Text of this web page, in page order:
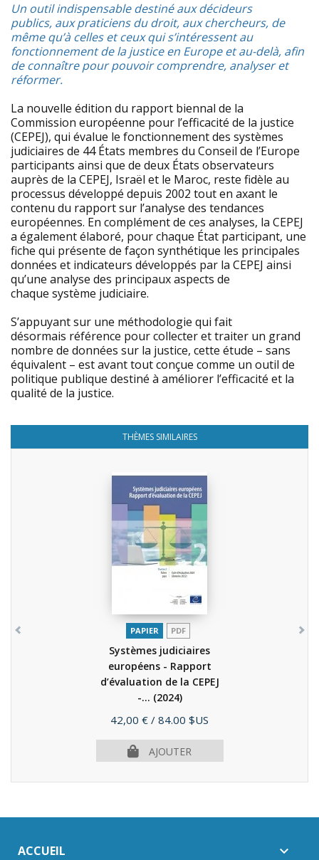
Un outil indispensable destiné aux décideurs
publics, aux praticiens du droit, aux chercheurs, de
même qu’à celles et ceux qui s’intéressent au
fonctionnement de la justice en Europe et au-delà, afin
de connaître pour pouvoir comprendre, analyser et
réformer.
La nouvelle édition du rapport biennal de la
Commission européenne pour l’efficacité de la justice
(CEPEJ), qui évalue le fonctionnement des systèmes
judiciaires de 44 États membres du Conseil de l’Europe
participants ainsi que de deux États observateurs
auprès de la CEPEJ, Israël et le Maroc, reste fidèle au
processus développé depuis 2002 tout en axant le
contenu du rapport sur l’analyse des tendances
européennes. En complément de ces analyses, la CEPEJ
a également élaboré, pour chaque État participant, une
fiche qui présente de façon synthétique les principales
données et indicateurs développés par la CEPEJ ainsi
qu’une analyse des principaux aspects de
chaque système judiciaire.
S’appuyant sur une méthodologie qui fait
désormais référence pour collecter et traiter un grand
nombre de données sur la justice, cette étude – sans
équivalent – est avant tout conçue comme un outil de
politique publique destiné à améliorer l’efficacité et la
qualité de la justice.
THÈMES SIMILAIRES
PAPIER PDF
Systèmes judiciaires
européens - Rapport
d’évaluation de la CEPEJ
-... (2024)
Prix
42,00 € / 84.00 $US
AJOUTER
ACCUEIL 